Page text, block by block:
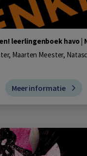
leerlingenboek havo |
Maarten Meester,
Meer informatie